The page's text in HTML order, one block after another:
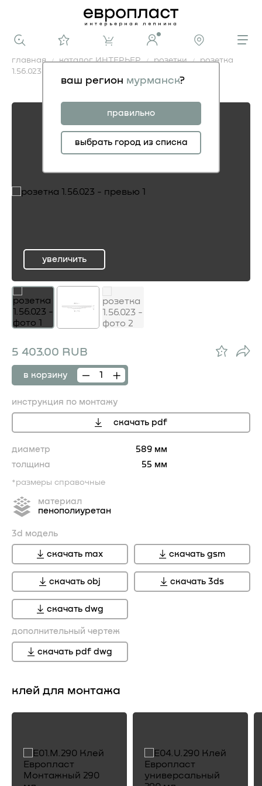
ваш регион мурманск?
правильно
выбрать город из списка
главная каталог ИНТЕРЬЕР розетки
розетка
1.56.023
розетка 1.56.023
ru
увеличить
5 403.00 RUB
в корзину
инструкция по монтажу
скачать pdf
диаметр
589 мм
толщина
55 мм
*размеры справочные
материал
пенополиуретан
3d модель
скачать max скачать gsm
скачать obj скачать 3ds
скачать dwg
дополнительный чертеж
скачать pdf dwg
клей для монтажа